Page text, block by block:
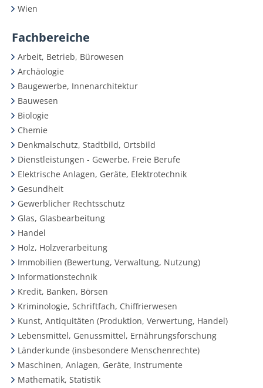
Wien
Fachbereiche
Arbeit, Betrieb, Bürowesen
Archäologie
Baugewerbe, Innenarchitektur
Bauwesen
Biologie
Chemie
Denkmalschutz, Stadtbild, Ortsbild
Dienstleistungen - Gewerbe, Freie Berufe
Elektrische Anlagen, Geräte, Elektrotechnik
Gesundheit
Gewerblicher Rechtsschutz
Glas, Glasbearbeitung
Handel
Holz, Holzverarbeitung
Immobilien (Bewertung, Verwaltung, Nutzung)
Informationstechnik
Kredit, Banken, Börsen
Kriminologie, Schriftfach, Chiffrierwesen
Kunst, Antiquitäten (Produktion, Verwertung, Handel)
Lebensmittel, Genussmittel, Ernährungsforschung
Länderkunde (insbesondere Menschenrechte)
Maschinen, Anlagen, Geräte, Instrumente
Mathematik, Statistik